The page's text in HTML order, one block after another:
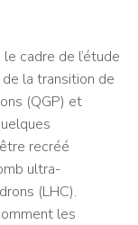
cadre de l’étude
la transition de
(QGP) et
recréé
ultra-
(LHC).
les